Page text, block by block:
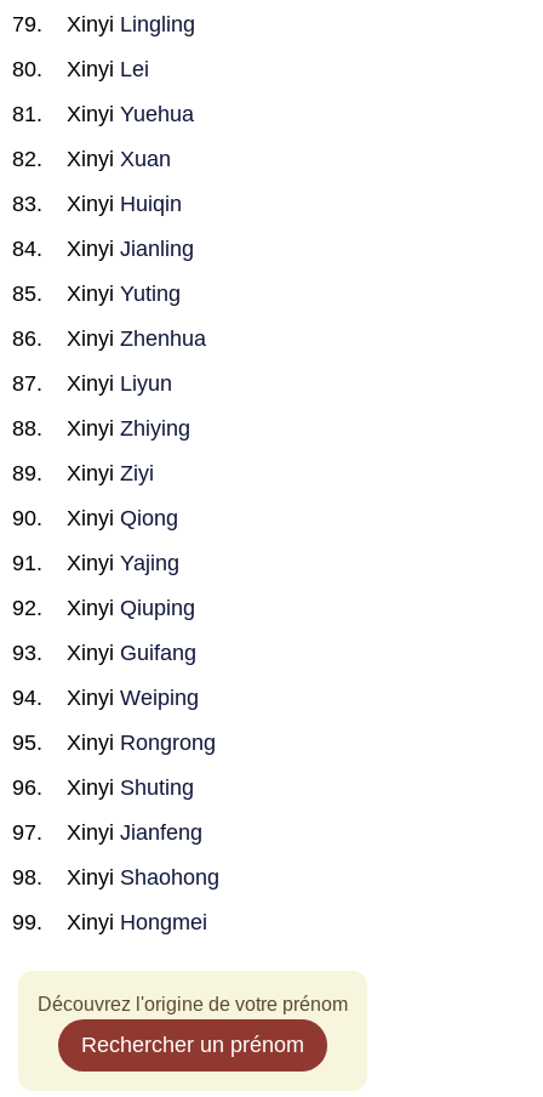
Xinyi Lingling
Xinyi Lei
Xinyi Yuehua
Xinyi Xuan
Xinyi Huiqin
Xinyi Jianling
Xinyi Yuting
Xinyi Zhenhua
Xinyi Liyun
Xinyi Zhiying
Xinyi Ziyi
Xinyi Qiong
Xinyi Yajing
Xinyi Qiuping
Xinyi Guifang
Xinyi Weiping
Xinyi Rongrong
Xinyi Shuting
Xinyi Jianfeng
Xinyi Shaohong
Xinyi Hongmei
Découvrez l'origine de votre prénom
Rechercher un prénom